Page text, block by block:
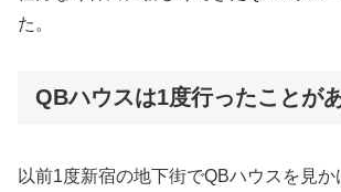
た。
QBハウスは1度行ったことが
以前1度新宿の地下街でQBハウスを見か